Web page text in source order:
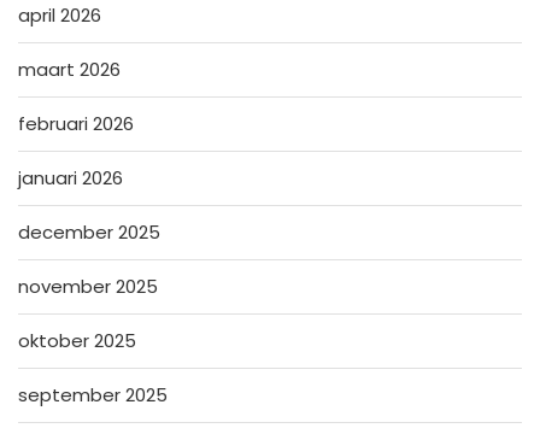
april 2026
maart 2026
februari 2026
januari 2026
december 2025
november 2025
oktober 2025
september 2025